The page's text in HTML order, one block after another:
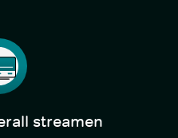
streamen